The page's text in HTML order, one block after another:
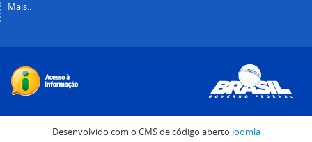
Mais..
Desenvolvido com o CMS de código aberto Joomla